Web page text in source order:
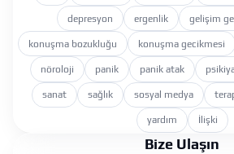
depresyon ergenlik gelişim
konuşma bozukluğu konuşma gecikmesi
nöroloji panik panik atak
sanat sağlık sosyal medya
yardım İlişki
Bize Ulaşın